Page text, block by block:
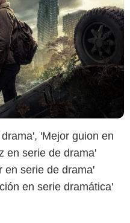
'Mejor guion en
en serie de drama'
en serie de drama'
en serie dramática'